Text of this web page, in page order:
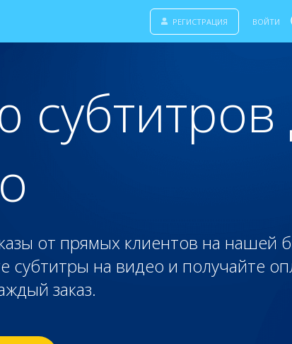
РЕГИСТРАЦИЯ ВОЙТИ
субтитров
от прямых клиентов на нашей
на видео и получайте
заказ.